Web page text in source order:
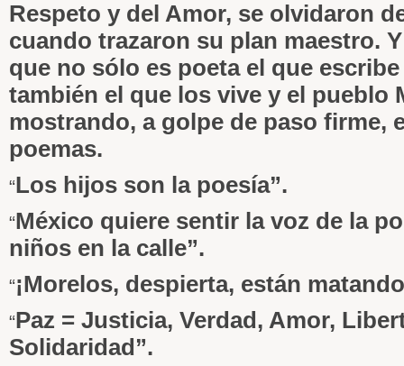
Respeto y del Amor, se olvidaron
cuando trazaron su plan maestro.
que no sólo es poeta el que
también el que los vive y el pueblo
mostrando, a golpe de paso firme,
poemas.
“Los hijos son la poesía”.
“México quiere sentir la voz de la
niños en la calle”.
“¡Morelos, despierta, están
“Paz = Justicia, Verdad, Amor,
Solidaridad”.